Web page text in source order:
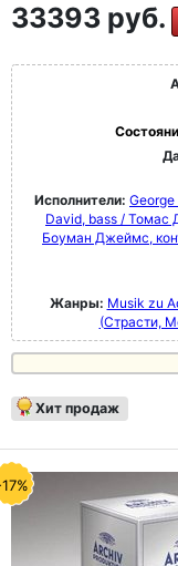
33393 руб.
Исполнители:
David, bass / Томас
Боуман Джеймс,
Жанры: Musik zu
(Страсти,
Хит продаж